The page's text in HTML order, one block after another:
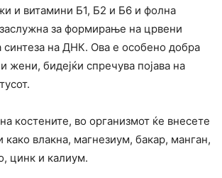
и витамини Б1, Б2 и Б6 и фолна
за формирање на црвени
синтеза на ДНК. Ова е особено добра
жени, бидејќи спречува појава на
костените, во организмот ќе внесете
влакна, магнезиум, бакар, манган,
цинк и калиум.